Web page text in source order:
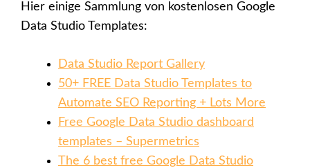
Hier einige Sammlung von kostenlosen Google
Data Studio Templates:
Data Studio Report Gallery
50+ FREE Data Studio Templates to
Automate SEO Reporting + Lots More
Free Google Data Studio dashboard
templates – Supermetrics
The 6 best free Google Data Studio